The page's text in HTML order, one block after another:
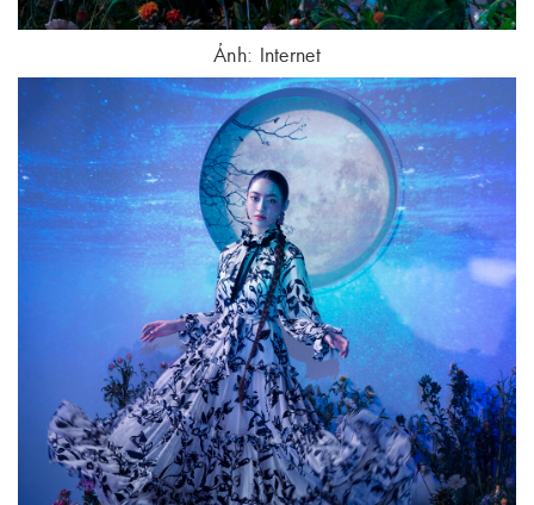
Ảnh: Internet